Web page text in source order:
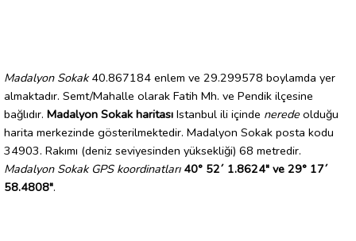
Madalyon Sokak40.867184 enlem ve 29.299578 boylamda yer
almaktadır. Semt/Mahalle olarak Fatih Mh. ve Pendik ilçesine
bağlıdır. Madalyon Sokak haritası Istanbul ili içinde nerede olduğu
harita merkezinde gösterilmektedir. Madalyon Sokak posta kodu
34903. Rakımı (deniz seviyesinden yüksekliği) 68 metredir.
Madalyon Sokak GPS koordinatları 40° 52´ 1.8624" ve 29° 17´
58.4808".